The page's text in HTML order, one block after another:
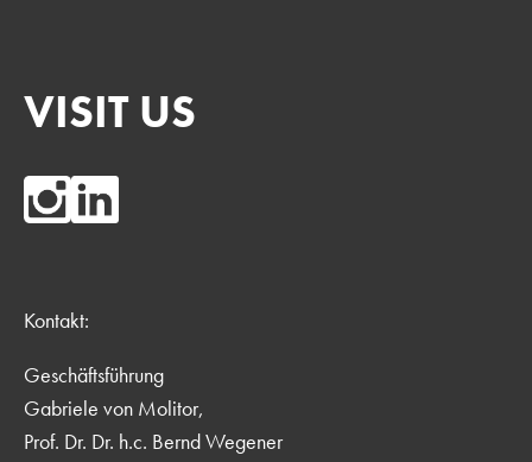
VISIT US
Kontakt:
Geschäftsführung
Gabriele von Molitor,
Prof. Dr. Dr. h.c. Bernd Wegener